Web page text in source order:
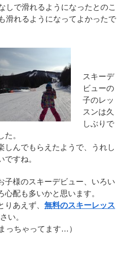
しで滑れるようになったとのこ
滑れるようになってよかったで
スキーデ
ビューの
子のレッ
スンは久
しぶりで
た。
しんでもらえたようで、うれし
ですね。
子様のスキーデビュー、いろい
心配も多いかと思います。
りあえず、 無料のスキーレッス
い。
っちゃってます…）